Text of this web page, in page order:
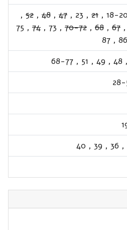
18-20
,
21
,
23
,
47
,
48
,
52
,
,
67
,
68
,
70-72
,
73
,
74
,
75
86
,
87
,
48
,
49
,
51
,
68-77
28-
,
36
,
39
,
40